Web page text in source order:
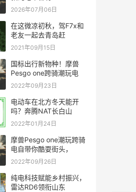
2026年07月06日
在这微凉初秋，驾F7x和
老友一起去青岛赶
2021年09月15日
国标出行新物种！摩兽
Pesgo one跨骑潮玩电
2022年09月23日
电动车在北方冬天能开
吗？奔腾NAT长白山
2022年01月24日
摩兽Pesgo one潮玩跨骑
电自带你酷耍街头，
2022年09月26日
纯电科技赋能乡村振兴，
雷达RD6领衔山东